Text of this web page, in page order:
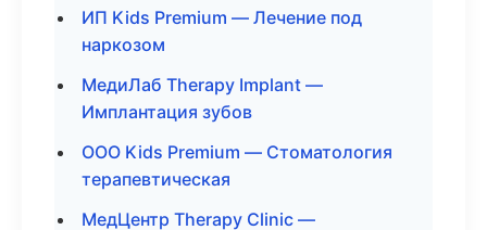
ИП Kids Premium — Лечение под
наркозом
МедиЛаб Therapy Implant —
Имплантация зубов
ООО Kids Premium — Стоматология
терапевтическая
МедЦентр Therapy Clinic —